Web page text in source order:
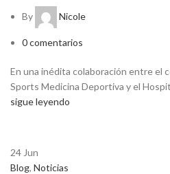
By Nicole
0comentarios
En una inédita colaboración entre el
Sports Medicina Deportiva y el
sigue leyendo
24 Jun
Blog, Noticias